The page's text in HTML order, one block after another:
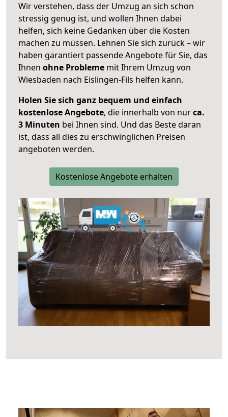
Wir verstehen, dass der Umzug an sich schon
stressig genug ist, und wollen Ihnen dabei
helfen, sich keine Gedanken über die Kosten
machen zu müssen. Lehnen Sie sich zurück – wir
haben garantiert passende Angebote für Sie, das
Ihnen ohne Probleme mit Ihrem Umzug von
Wiesbaden nach Eislingen-Fils helfen kann.
Holen Sie sich ganz bequem und einfach
kostenlose Angebote, die innerhalb von nurca.
3 Minuten bei Ihnen sind. Und das Beste daran
ist, dass all dies zu erschwinglichen Preisen
angeboten werden.
Kostenlose Angebote erhalten